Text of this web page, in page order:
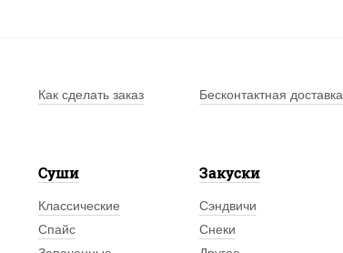
Как сделать заказ Бесконтактная доставка
Суши
Классические
Спайс
Закуски
Сэндвичи
Снеки